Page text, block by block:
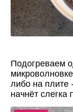
Подогреваем
либо на плите
начнёт слегка